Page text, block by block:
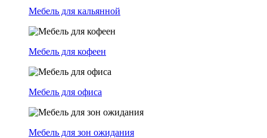
Мебель для кальянной
Мебель для кофеен
Мебель для офиса
Мебель для зон ожидания